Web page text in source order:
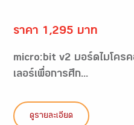
ราคา 1,295 บาท
micro:bit v2 บอร์ดไมโครค
เลอร์เพื่อการศึก...
ดูรายละเอียด